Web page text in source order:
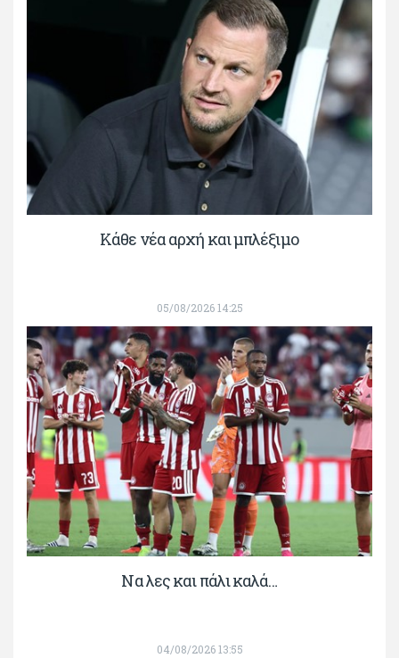
Κάθε νέα αρχή και μπλέξιμο
05/08/2026 14:25
Να λες και πάλι καλά…
04/08/2026 13:55